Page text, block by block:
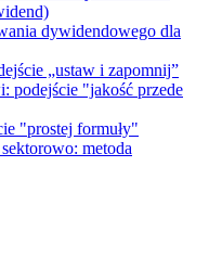
dywidendowego dla
„ustaw i zapomnij”
podejście "jakość przede
"prostej formuły"
metoda